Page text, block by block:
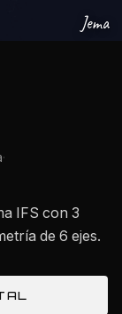
Jema
·
IFS con 3
de 6 ejes.